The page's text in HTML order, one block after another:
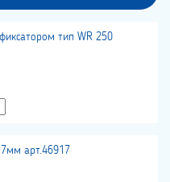
тип WR 250
арт.46917